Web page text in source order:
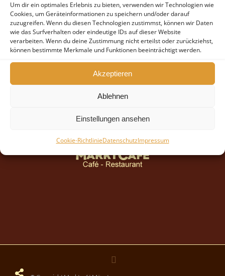
Um dir ein optimales Erlebnis zu bieten, verwenden wir Technologien wie
Cookies, um Geräteinformationen zu speichern und/oder darauf
zuzugreifen. Wenn du diesen Technologien zustimmst, können wir Daten
wie das Surfverhalten oder eindeutige IDs auf dieser Website
verarbeiten. Wenn du deine Zustimmung nicht erteilst oder zurückziehst,
können bestimmte Merkmale und Funktionen beeinträchtigt werden.
Akzeptieren
Ablehnen
Einstellungen ansehen
Cookie-RichtlinieDatenschutzImpressum